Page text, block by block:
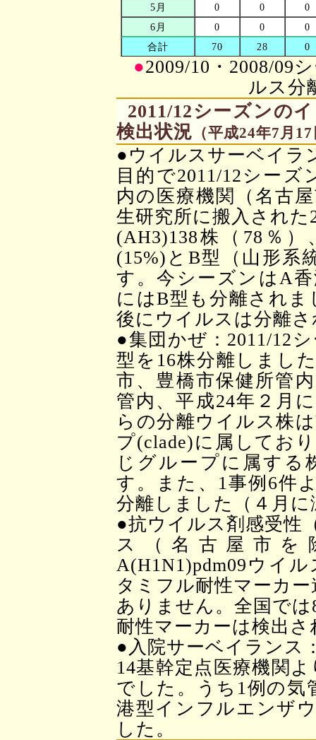
5月
0 0
0
6月
0 0
0
合計
70 28 0
●2009/10・2008/09
ルス分
2011/12シーズンの
検出状況 （平成24年7月
●ウイルスサーベイラ
目的で2011/12シーズ
内の医療機関（名古
生研究所に搬入された
(AH3)138株（78％
(15%)とB型（山形系
す。今シーズンはA
にはB型も分離され
後にウイルスは分離
●集団かぜ：2011/12
型を16株分離しまし
市、豊橋市保健所管
管内、平成24年２月
らの分離ウイルス株
プ(clade)に属してお
じグループに属する
す。また、1事例6件
分離しました（４月
●抗ウイルス剤感受性
ス（名古屋市を
A(H1N1)pdm09ウイ
タミフル耐性マーカ
ありません。全国で
耐性マーカーは検出
●入院サーベイランス
14基幹定点医療機関
でした。うち1例の気
港型インフルエンザ
した。